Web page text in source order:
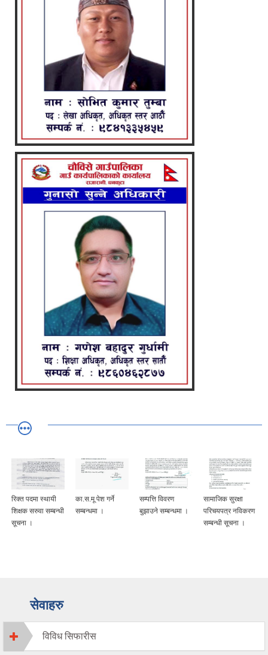
रिक्त पदमा स्थायी
शिक्षक सरुवा सम्बन्धी
सूचना ।
का.स.मू पेश गर्ने
सम्बन्धमा ।
सम्पत्ति विवरण
बुझाउने सम्बन्धमा ।
सामाजिक सुरक्षा
परिचयपत्र नविकरण
सम्बन्धी सूचना ।
सेवाहरु
विविध सिफारीस